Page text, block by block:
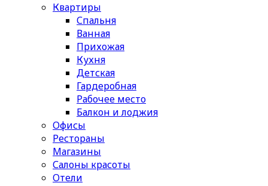
Квартиры
Спальня
Ванная
Прихожая
Кухня
Детская
Гардеробная
Рабочее место
Балкон и лоджия
Офисы
Рестораны
Магазины
Салоны красоты
Отели